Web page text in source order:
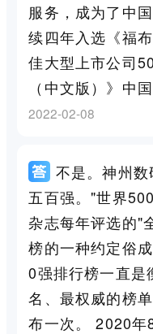
服务，成为了中
续四年入选《福
佳大型上市公司
（中文版）》中
2022-02-08
不是。神州
五百强。"世界
杂志每年评选的"
榜的一种约定俗
0强排行榜一直是
名、最权威的榜
布一次。 2020年